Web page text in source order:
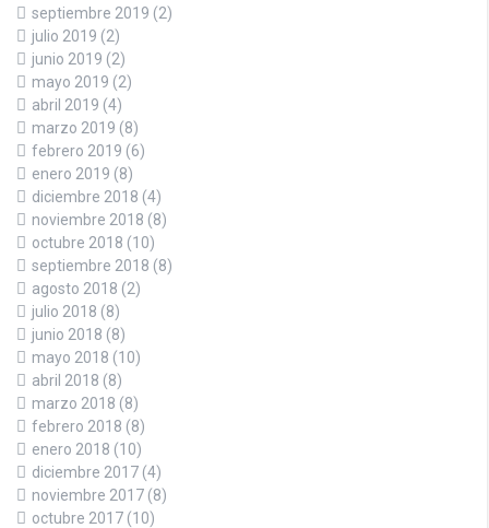
septiembre 2019 (2)
julio 2019 (2)
junio 2019 (2)
mayo 2019 (2)
abril 2019 (4)
marzo 2019 (8)
febrero 2019 (6)
enero 2019 (8)
diciembre 2018 (4)
noviembre 2018 (8)
octubre 2018 (10)
septiembre 2018 (8)
agosto 2018 (2)
julio 2018 (8)
junio 2018 (8)
mayo 2018 (10)
abril 2018 (8)
marzo 2018 (8)
febrero 2018 (8)
enero 2018 (10)
diciembre 2017 (4)
noviembre 2017 (8)
octubre 2017 (10)